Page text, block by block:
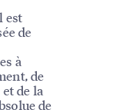
est
de
à
de
de la
de